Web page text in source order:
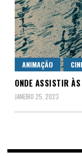
ANIMAÇÃO
ONDE ASSISTIR
JANEIRO 25, 2023